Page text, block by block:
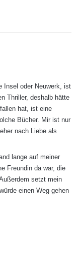
Insel oder Neuwerk, ist
Thriller, deshalb hätte
hat, ist eine
Bücher. Mir ist nur
nach Liebe als
lange auf meiner
Freundin da war, die
setzt mein
einen Weg gehen